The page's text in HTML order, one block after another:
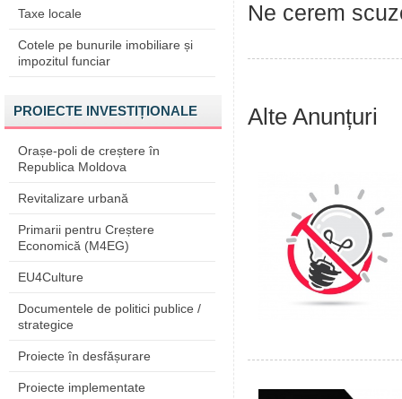
Taxe locale
Cotele pe bunurile imobiliare și
impozitul funciar
PROIECTE INVESTIȚIONALE
Orașe-poli de creștere în
Republica Moldova
Revitalizare urbană
Primarii pentru Creștere
Economică (M4EG)
EU4Culture
Documentele de politici publice /
strategice
Proiecte în desfășurare
Proiecte implementate
Ne cerem
Alte Anunțuri